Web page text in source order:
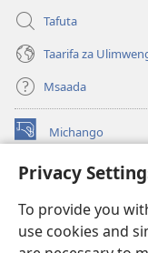
Privacy
To provide you
use cookies and
Tafuta
Taarifa za
Msaada
Michango
(opens
window)Watchtower
new
window)JW Hub ®
(opens
new